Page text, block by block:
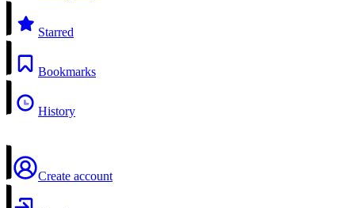
Starred
Bookmarks
History
Create account